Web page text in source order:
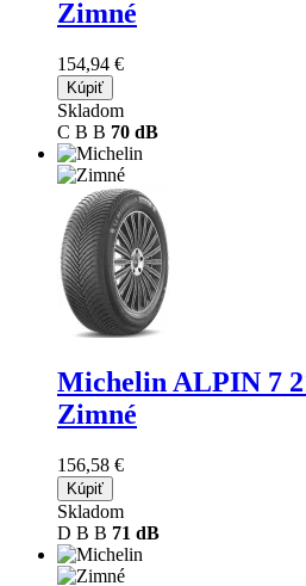
Zimné
154,94 €
Kúpiť
Skladom
C B B 70 dB
Michelin ALPIN 7
Zimné
156,58 €
Kúpiť
Skladom
D B B 71 dB